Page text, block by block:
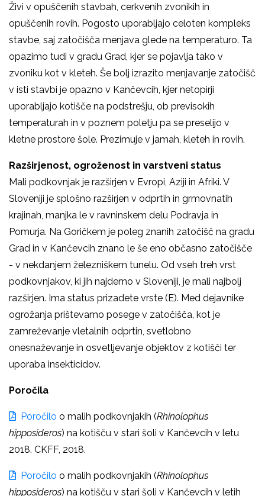
Živi v opuščenih stavbah, cerkvenih zvonikih in
opuščenih rovih. Pogosto uporabljajo celoten kompleks
stavbe, saj zatočišča menjava glede na temperaturo. Ta
opazimo tudi v gradu Grad, kjer se pojavlja tako v
zvoniku kot v kleteh. Še bolj izrazito menjavanje zatočišč
v isti stavbi je opazno v Kančevcih, kjer netopirji
uporabljajo kotišče na podstrešju, ob previsokih
temperaturah in v poznem poletju pa se preselijo v
kletne prostore šole. Prezimuje v jamah, kleteh in rovih.
Razširjenost, ogroženost in varstveni status
Mali podkovnjak je razširjen v Evropi, Aziji in Afriki. V
Sloveniji je splošno razširjen v odprtih in grmovnatih
krajinah, manjka le v ravninskem delu Podravja in
Pomurja. Na Goričkem je poleg znanih zatočišč na gradu
Grad in v Kančevcih znano le še eno občasno zatočišče
- v nekdanjem železniškem tunelu. Od vseh treh vrst
podkovnjakov, ki jih najdemo v Sloveniji, je mali najbolj
razširjen. Ima status prizadete vrste (E). Med dejavnike
ogrožanja prištevamo posege v zatočišča, kot je
zamreževanje vletalnih odprtin, svetlobno
onesnaževanje in osvetljevanje objektov z kotišči ter
uporaba insekticidov.
Poročila
Poročilo o malih podkovnjakih (Rhinolophus
hipposideros) na kotišču v stari šoli v Kančevcih v letu
2018. CKFF, 2018.
Poročilo o malih podkovnjakih (Rhinolophus
hipposideros) na kotišču v stari šoli v Kančevcih v letih